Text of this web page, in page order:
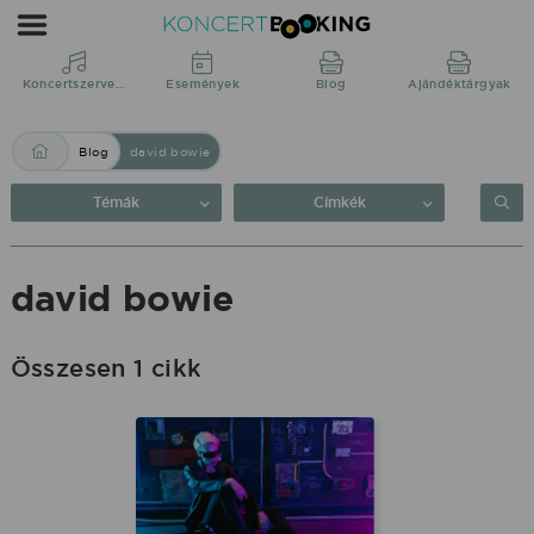
Blog:
david
bowie
KoncertBooking
Közvetlenül
a
Koncertszervezés Események Blog Ajándéktárgyak
Blog david bowie
Témák Címkék
david bowie
Összesen 1 cikk